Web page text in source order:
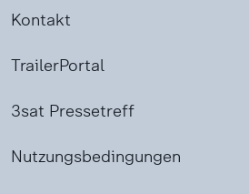
Kontakt
TrailerPortal
3sat Pressetreff
Nutzungsbedingungen